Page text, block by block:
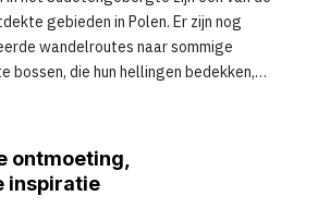
gebieden in Polen. Er zijn nog
wandelroutes naar sommige
bossen, die hun hellingen bedekken,
en uitgestrekte lariksen bewaken
ontmoeting,
inspiratie